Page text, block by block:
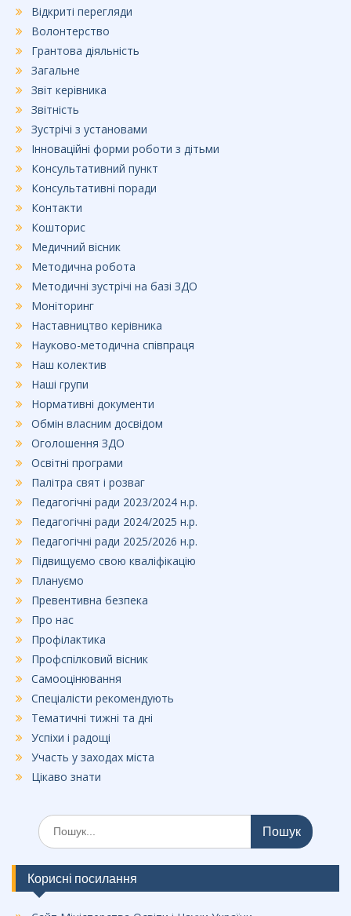
Відкриті перегляди
Волонтерство
Грантова діяльність
Загальне
Звіт керівника
Звітність
Зустрічі з установами
Інноваційні форми роботи з дітьми
Консультативний пункт
Консультативні поради
Контакти
Кошторис
Медичний вісник
Методична робота
Методичні зустрічі на базі ЗДО
Моніторинг
Наставництво керівника
Науково-методична співпраця
Наш колектив
Наші групи
Нормативні документи
Обмін власним досвідом
Оголошення ЗДО
Освітні програми
Палітра свят і розваг
Педагогічні ради 2023/2024 н.р.
Педагогічні ради 2024/2025 н.р.
Педагогічні ради 2025/2026 н.р.
Підвищуємо свою кваліфікацію
Плануємо
Превентивна безпека
Про нас
Профілактика
Профспілковий вісник
Самооцінювання
Спеціалісти рекомендують
Тематичні тижні та дні
Успіхи і радощі
Участь у заходах міста
Цікаво знати
Шукати:
Корисні посилання